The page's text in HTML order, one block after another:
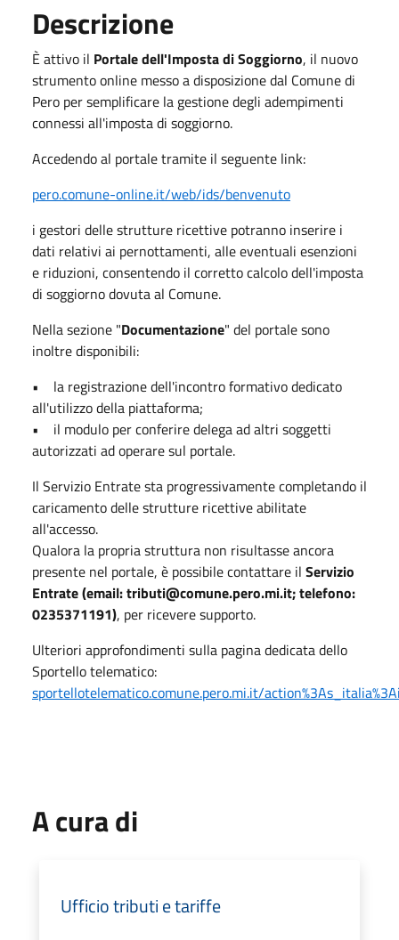
Descrizione
È attivo il Portale dell'Imposta di Soggiorno, il nuovo
strumento online messo a disposizione dal Comune di
Pero per semplificare la gestione degli adempimenti
connessi all'imposta di soggiorno.
Accedendo al portale tramite il seguente link:
pero.comune-online.it/web/ids/benvenuto
i gestori delle strutture ricettive potranno inserire i
dati relativi ai pernottamenti, alle eventuali esenzioni
e riduzioni, consentendo il corretto calcolo dell'imposta
di soggiorno dovuta al Comune.
Nella sezione "Documentazione" del portale sono
inoltre disponibili:
• la registrazione dell'incontro formativo dedicato
all'utilizzo della piattaforma;
• il modulo per conferire delega ad altri soggetti
autorizzati ad operare sul portale.
Il Servizio Entrate sta progressivamente completando il
caricamento delle strutture ricettive abilitate
all'accesso.
Qualora la propria struttura non risultasse ancora
presente nel portale, è possibile contattare il Servizio
Entrate (email: tributi@comune.pero.mi.it; telefono:
0235371191), per ricevere supporto.
Ulteriori approfondimenti sulla pagina dedicata dello
Sportello telematico:
sportellotelematico.comune.pero.mi.it/
A cura di
Ufficio tributi e tariffe